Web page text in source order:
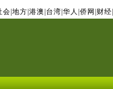
会 地方 港澳 台湾 华人 侨网 财经